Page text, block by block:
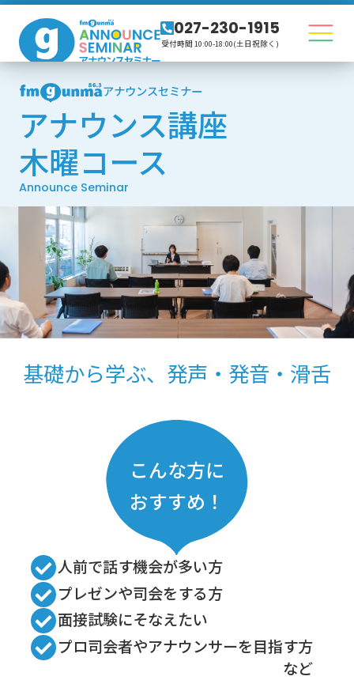
027-230-1915
受付時間 10:00-18:00(土日祝除く)
アナウンスセミナー
アナウンス講座
木曜コース
Announce Seminar
基礎から学ぶ、発声・発音・滑舌
こんな方に
おすすめ！
人前で話す機会が多い方
プレゼンや司会をする方
面接試験にそなえたい
プロ司会者やアナウンサーを目指す方
など